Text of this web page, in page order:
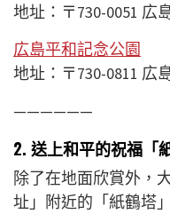
地址：〒730-0051 広
広島平和記念公園
地址：〒730-0811 広
——————
2. 送上和平的祝福「
除了在地面欣賞外，
址」附近的「紙鶴塔